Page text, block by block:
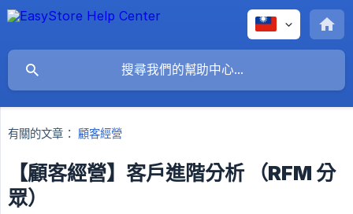
有關的文章： 顧客經營
【顧客經營】客戶進階分析 （RFM 分
眾）